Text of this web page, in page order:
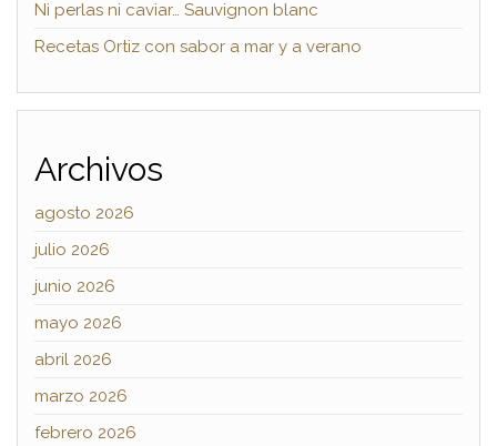
Ni perlas ni caviar… Sauvignon blanc
Recetas Ortiz con sabor a mar y a verano
Archivos
agosto 2026
julio 2026
junio 2026
mayo 2026
abril 2026
marzo 2026
febrero 2026